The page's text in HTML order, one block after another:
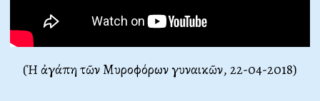
(Ἡ ἀγάπη τῶν Μυροφόρων γυναικῶν, 22-04-2018)